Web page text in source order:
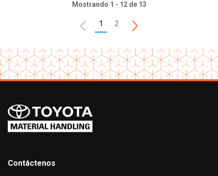
de la visibilidad al
control
Mostrando 1 - 12 de 13
1 2
Contáctenos